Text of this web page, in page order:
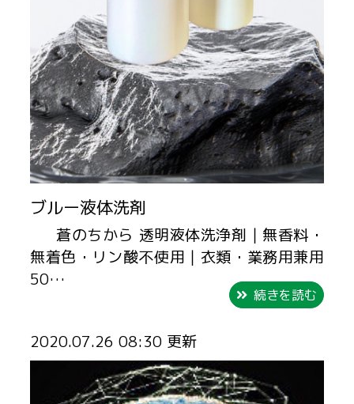
ブルー液体洗剤
蒼のちから 透明液体洗浄剤｜無香料・
無着色・リン酸不使用｜衣類・業務用兼用
50…
続きを読む
2020.07.26 08:30 更新